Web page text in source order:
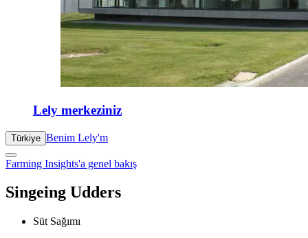
Lely merkeziniz
Türkiye Benim Lely'm
Farming Insights'a genel bakış
Singeing Udders
Süt Sağımı